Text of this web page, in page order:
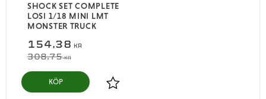
SHOCK SET COMPLETE
LOSI 1/18 MINI LMT
MONSTER TRUCK
154,38 KR
308,75KR
Lägg till i favoriter
KÖP